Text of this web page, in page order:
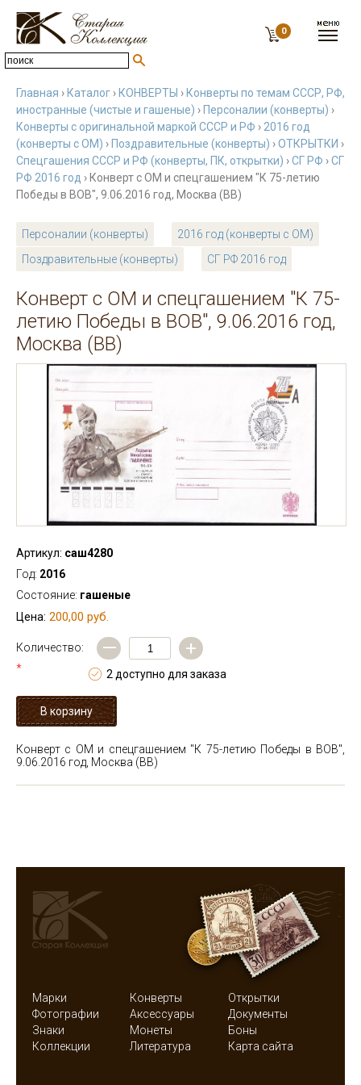
0
Главная › Каталог › КОНВЕРТЫ › Конверты по темам СССР, РФ,
иностранные (чистые и гашеные) › Персоналии (конверты) ›
Конверты с оригинальной маркой СССР и РФ › 2016 год
(конверты с ОМ) › Поздравительные (конверты) ›ОТКРЫТКИ ›
Спецгашения СССР и РФ (конверты, ПК, открытки) ›СГ РФ ›СГ
РФ 2016 год › Конверт с ОМ и спецгашением "К 75-летию
Победы в ВОВ", 9.06.2016 год, Москва (ВВ)
Персоналии (конверты)
2016 год (конверты с ОМ)
Поздравительные (конверты)
СГ РФ 2016 год
Конверт с ОМ и спецгашением "К 75-
летию Победы в ВОВ", 9.06.2016 год,
Москва (ВВ)
Артикул: саш4280
Год: 2016
Состояние: гашеные
Цена: 200,00 руб.
Количество:
*
— +
2 доступно для заказа
Конверт с ОМ и спецгашением "К 75-летию Победы в ВОВ",
9.06.2016 год, Москва (ВВ)
Марки Конверты
Открытки
Фотографии
Аксессуары
Документы
Знаки
Монеты
Боны
Коллекции
Литература Карта сайта